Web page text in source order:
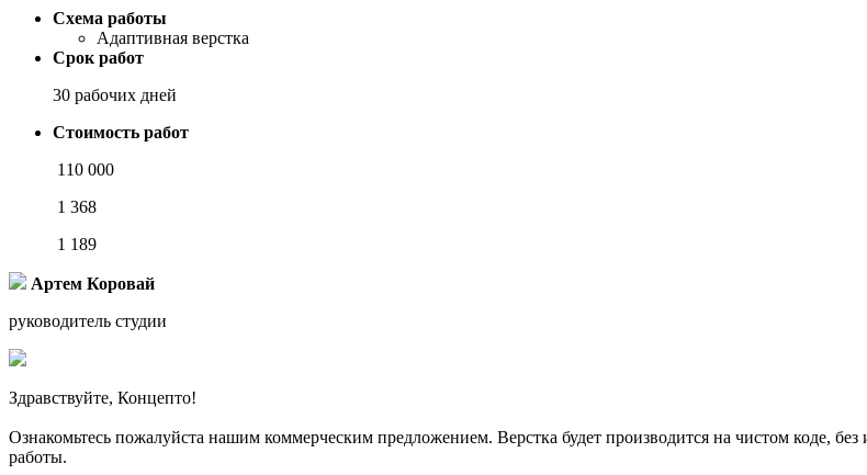
Схема работы
Адаптивная верстка
Срок работ
30 рабочих дней
Стоимость работ
110 000
1 368
1 189
Артем Коровай
руководитель студии
Здравствуйте, Концепто!
Ознакомьтесь пожалуйста нашим коммерческим предложением. Верстка будет производится на чистом коде,
работы.